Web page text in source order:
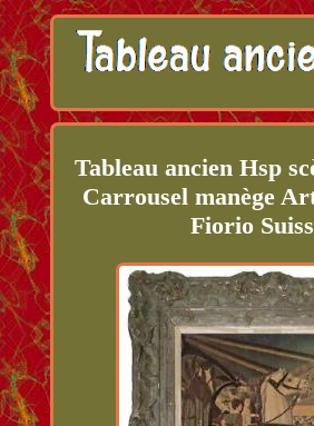
Tableau ancien Hsp
Carrousel manège
Fiorio